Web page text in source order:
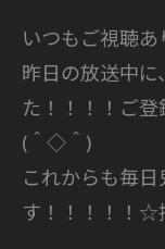
いつもご視聴
昨日の放送中
た！！！！ご登
(＾◇＾)
これからも毎
す！！！！！☆